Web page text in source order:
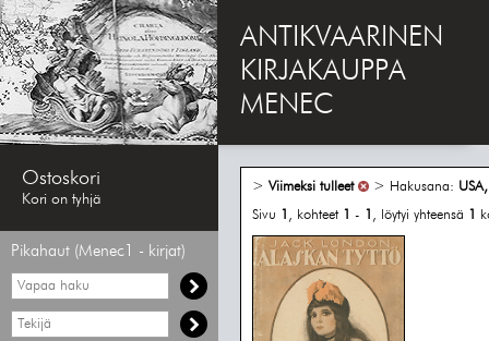
ANTIKVAARINEN
KIRJAKAUPPA
MENEC
Ostoskori
Kori on tyhjä
Pikahaut (Menec1 - kirjat)
Vapaa
haku
Hae
tekijää
> Viimeksi tulleet > Hakusana:
Sivu 1 , kohteet 1 - 1 , löytyi yhteensä 1